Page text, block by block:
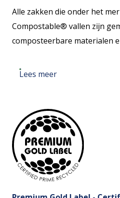
de zak bedraagt. Het
suikerrietplant wordt verder
andere producten, waardoor
jouw keuze voor Bio-
milieu.
Alle zakken die onder het
Compostable® vallen zijn
composteerbare materialen
meer bezighoudt met
Lees meer